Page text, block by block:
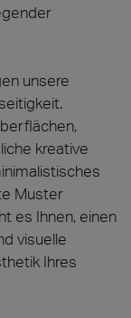
unsere
kreative
Muster
es Ihnen, einen
visuelle
Ihres